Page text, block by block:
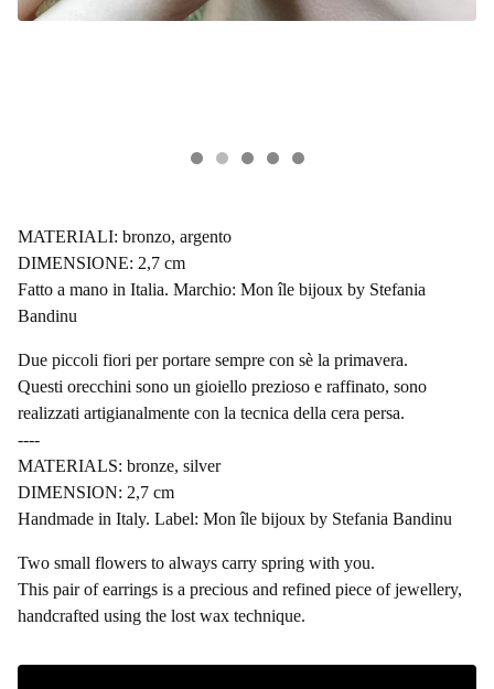
MATERIALI: bronzo, argento
DIMENSIONE: 2,7 cm
Fatto a mano in Italia. Marchio: Mon île bijoux by Stefania
Bandinu
Due piccoli fiori per portare sempre con sè la primavera.
Questi orecchini sono un gioiello prezioso e raffinato, sono
realizzati artigianalmente con la tecnica della cera persa.
----
MATERIALS: bronze, silver
DIMENSION: 2,7 cm
Handmade in Italy. Label: Mon île bijoux by Stefania Bandinu
Two small flowers to always carry spring with you.
This pair of earrings is a precious and refined piece of jewellery,
handcrafted using the lost wax technique.